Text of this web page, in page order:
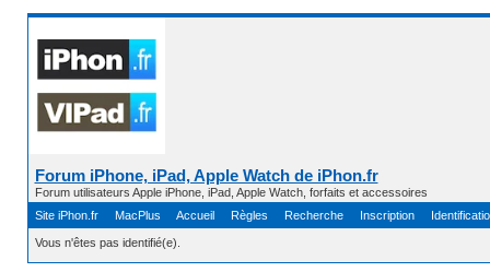
Forum iPhone, iPad, Apple Watch de iPhon.fr
Forum utilisateurs Apple iPhone, iPad, Apple Watch, forfaits et accessoires
Site iPhon.fr
MacPlus Accueil Règles Recherche Inscription
Vous n'êtes pas identifié(e).